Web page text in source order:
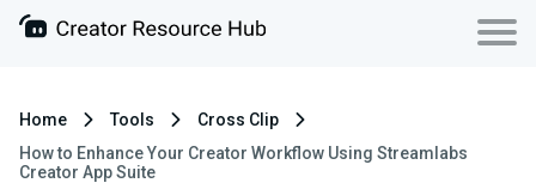
Home Tools
Cross Clip
How to Enhance Your Creator Workflow Using Streamlabs
Creator App Suite